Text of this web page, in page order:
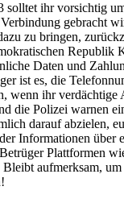
ihr vorsichtig
gebracht
zu bringen,
Republik
Daten und
ist es, die
wenn ihr verdächtige
die Polizei warnen
darauf abzielen,
Informationen über
Plattformen
aufmerksam,